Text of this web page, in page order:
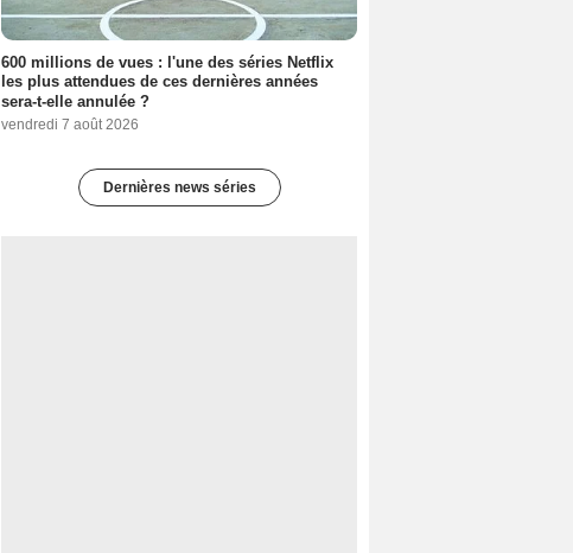
600 millions de vues : l'une des séries Netflix
les plus attendues de ces dernières années
sera-t-elle annulée ?
vendredi 7 août 2026
Dernières news séries